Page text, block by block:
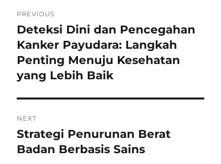
pos
PREVIOUS
Previous
post:
Deteksi Dini dan Pencegahan
Kanker Payudara: Langkah
Penting Menuju Kesehatan
yang Lebih Baik
NEXT
Next
post:
Strategi Penurunan Berat
Badan Berbasis Sains